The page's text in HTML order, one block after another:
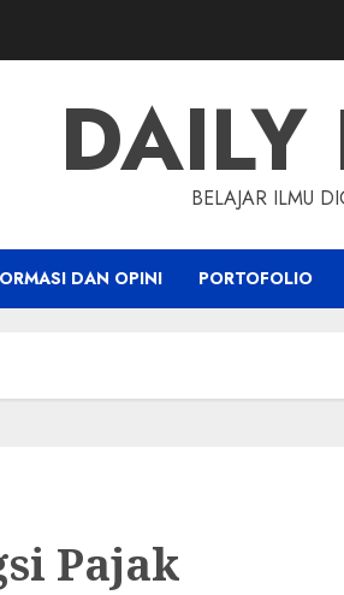
BELAJAR ILMU
DAN OPINI PORTOFOLIO
Pajak